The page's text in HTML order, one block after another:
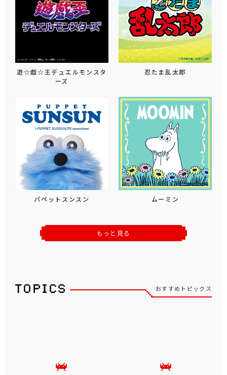
遊☆戯☆王デュエルモンスタ
ーズ
忍たま乱太郎
パペットスンスン ムーミン
もっと見る
おすすめトピックス